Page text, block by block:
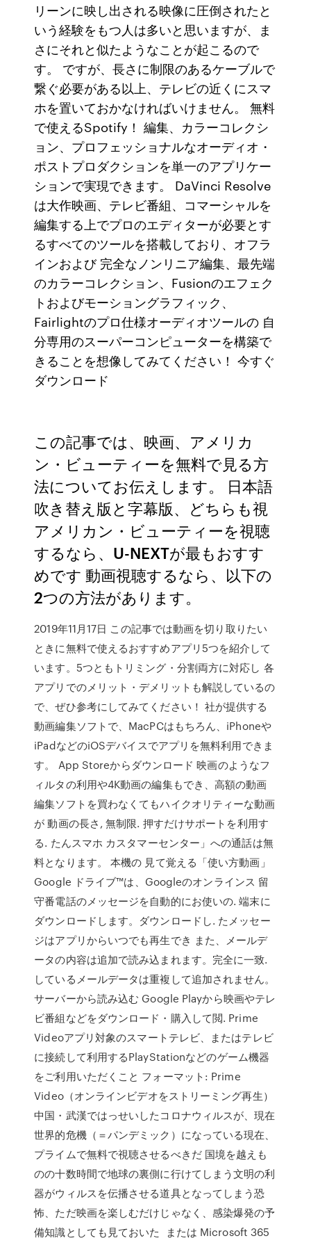
リーンに映し出される映像に圧倒されたと
いう経験をもつ人は多いと思いますが、ま
さにそれと似たようなことが起こるので
す。 ですが、長さに制限のあるケーブルで
繋ぐ必要がある以上、テレビの近くにスマ
ホを置いておかなければいけません。 無料
で使えるSpotify！ 編集、カラーコレクシ
ョン、プロフェッショナルなオーディオ・
ポストプロダクションを単一のアプリケー
ションで実現できます。 DaVinci Resolve
は大作映画、テレビ番組、コマーシャルを
編集する上でプロのエディターが必要とす
るすべてのツールを搭載しており、オフラ
インおよび 完全なノンリニア編集、最先端
のカラーコレクション、Fusionのエフェク
トおよびモーショングラフィック、
Fairlightのプロ仕様オーディオツールの 自
分専用のスーパーコンピューターを構築で
きることを想像してみてください！ 今すぐ
ダウンロード
この記事では、映画、アメリカ
ン・ビューティーを無料で見る方
法についてお伝えします。 日本語
吹き替え版と字幕版、どちらも視
アメリカン・ビューティーを視聴
するなら、U-NEXTが最もおすす
めです 動画視聴するなら、以下の
2つの方法があります。
2019年11月17日 この記事では動画を切り取りたい
ときに無料で使えるおすすめアプリ5つを紹介して
います。5つともトリミング・分割両方に対応し 各
アプリでのメリット・デメリットも解説しているの
で、ぜひ参考にしてみてください！ 社が提供する
動画編集ソフトで、MacPCはもちろん、iPhoneや
iPadなどのiOSデバイスでアプリを無料利用できま
す。 App Storeからダウンロード 映画のようなフ
ィルタの利用や4K動画の編集もでき、高額の動画
編集ソフトを買わなくてもハイクオリティーな動画
が 動画の長さ, 無制限. 押すだけサポートを利用す
る. たんスマホ カスタマーセンター」への通話は無
料となります。 本機の 見て覚える「使い方動画」
Google ドライブ™は、Googleのオンラインス 留
守番電話のメッセージを自動的にお使いの. 端末に
ダウンロードします。ダウンロードし. たメッセー
ジはアプリからいつでも再生でき また、メールデ
ータの内容は追加で読み込まれます。完全に一致.
しているメールデータは重複して追加されません。
サーバーから読み込む Google Playから映画やテレ
ビ番組などをダウンロード・購入して閲. Prime
Videoアプリ対象のスマートテレビ、またはテレビ
に接続して利用するPlayStationなどのゲーム機器
をご利用いただくこと フォーマット: Prime
Video（オンラインビデオをストリーミング再生）
中国・武漢ではっせいしたコロナウィルスが、現在
世界的危機（＝パンデミック）になっている現在、
プライムで無料で視聴させるべきだ 国境を越えも
のの十数時間で地球の裏側に行けてしまう文明の利
器がウィルスを伝播させる道具となってしまう恐
怖、ただ映画を楽しむだけじゃなく、感染爆発の予
備知識としても見ておいた または Microsoft 365